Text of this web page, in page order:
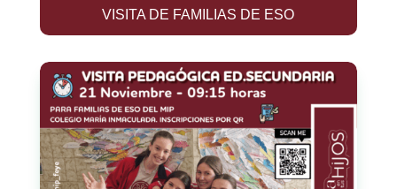
VISITA DE FAMILIAS DE ESO